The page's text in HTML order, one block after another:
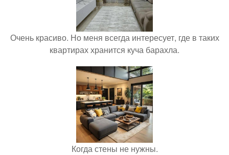
Очень красиво. Но меня всегда интересует, где в таких
квартирах хранится куча барахла.
Когда стены не нужны.